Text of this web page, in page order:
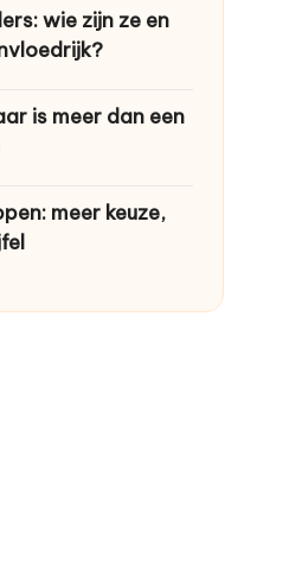
wie zijn ze en
is meer dan een
meer keuze,